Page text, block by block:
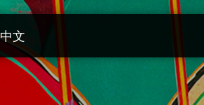
中文